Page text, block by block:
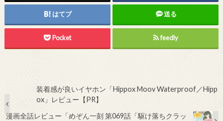
はてブ 送る
Pocket feedly
装着感が良いイヤホン「Hippox Moov Waterproof／Hipp
ox」レビュー【PR】
漫画全話レビュー「めぞん一刻 第069話「駆け落ちクラッ